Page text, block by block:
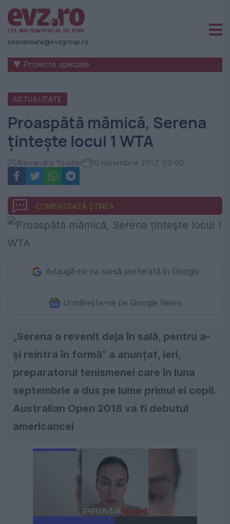
Știri
naționale
internaționale
România
-
Evenimentul
Zilei
coordonare@evzgroup.ro
▼ Proiecte speciale
ACTUALITATE
Proaspătă mămică, Serena
țintește locul 1 WTA
Alexandru Toader 10 noiembrie 2017, 00:00
COMENTEAZĂ ȘTIREA
Adaugă-ne ca sursă preferată în Google
Urmărește-ne pe Google News
„Serena a revenit deja în sală, pentru a-
și reintra în formă” a anunțat, ieri,
preparatorul tenismenei care în luna
septembrie a dus pe lume primul ei copil.
Australian Open 2018 va fi debutul
americancei